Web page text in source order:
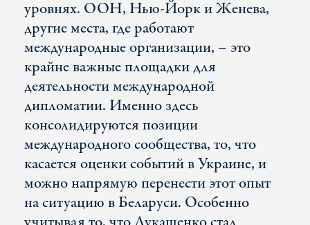
уровнях. ООН, Нью-Йорк и Женева,
другие места, где работают
международные организации, – это
крайне важные площадки для
деятельности международной
дипломатии. Именно здесь
консолидируются позиции
международного сообщества, то, что
касается оценки событий в Украине, и
можно напрямую перенести этот опыт
на ситуацию в Беларуси. Особенно